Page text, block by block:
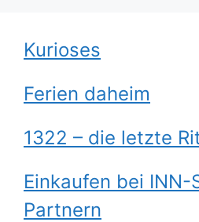
Kurioses
Ferien daheim
1322 – die letzte
Einkaufen bei INN-
Partnern